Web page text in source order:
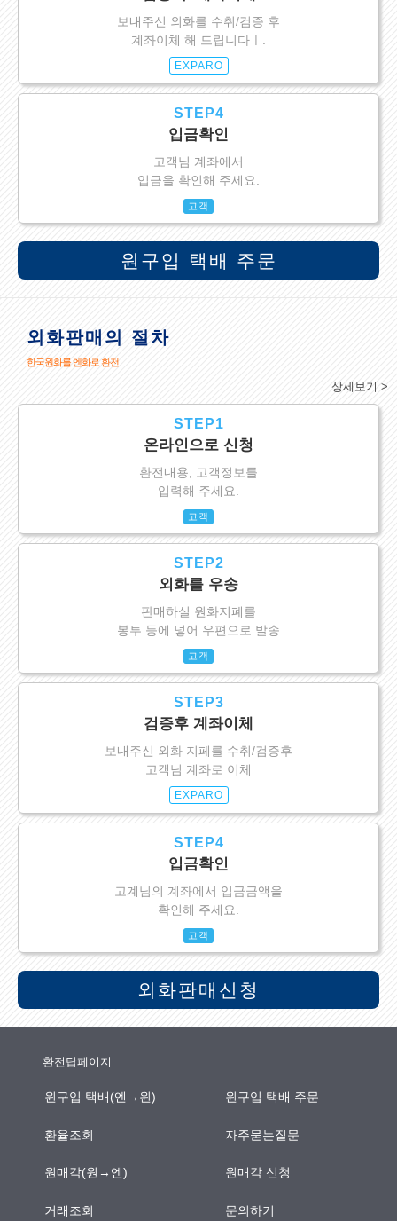
보내주신 외화를 수취/검증 후
계좌이체 해 드립니다ㅣ.
EXPARO
STEP4
입금확인
고객님 계좌에서
입금을 확인해 주세요.
고객
원구입 택배 주문
외화판매의 절차
한국원화를 엔화로 환전
상세보기 >
STEP1
온라인으로 신청
환전내용, 고객정보를
입력해 주세요.
고객
STEP2
외화를 우송
판매하실 원화지폐를
봉투 등에 넣어 우편으로 발송
고객
STEP3
검증후 계좌이체
보내주신 외화 지페를 수취/검증후
고객님 계좌로 이체
EXPARO
STEP4
입금확인
고계님의 계좌에서 입금금액을
확인해 주세요.
고객
외화판매신청
환전탑페이지
원구입 택배(엔→원) 원구입 택배 주문
환율조회 자주묻는질문
원매각(원→엔) 원매각 신청
거래조회 문의하기